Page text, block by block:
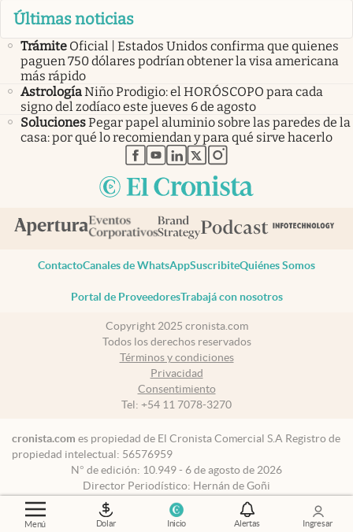
Menú Dolar Inicio Alertas Ingresar
Últimas noticias
Trámite Oficial | Estados Unidos confirma que quienes
paguen 750 dólares podrían obtener la visa americana
más rápido
AstrologíaNiño Prodigio: el HORÓSCOPO para cada
signo del zodíaco este jueves 6 de agosto
SolucionesPegar papel aluminio sobre las paredes de la
casa: por qué lo recomiendan y para qué sirve hacerlo
abre en nueva pestaña
abre en nueva pestaña
abre en nueva pestaña
abre en nueva pestaña
abre en nueva pestaña
ContactoCanales de WhatsAppSuscribiteQuiénes Somos
Portal de ProveedoresTrabajá con nosotros
Copyright 2025 cronista.com
Todos los derechos reservados
Términos y condiciones
Privacidad
Consentimiento
Tel: +54 11 7078-3270
cronista.com es propiedad de El Cronista Comercial S.A Registro de
propiedad intelectual: 56576959
N° de edición: 10.949 - 6 de agosto de 2026
Director Periodístico: Hernán de Goñi